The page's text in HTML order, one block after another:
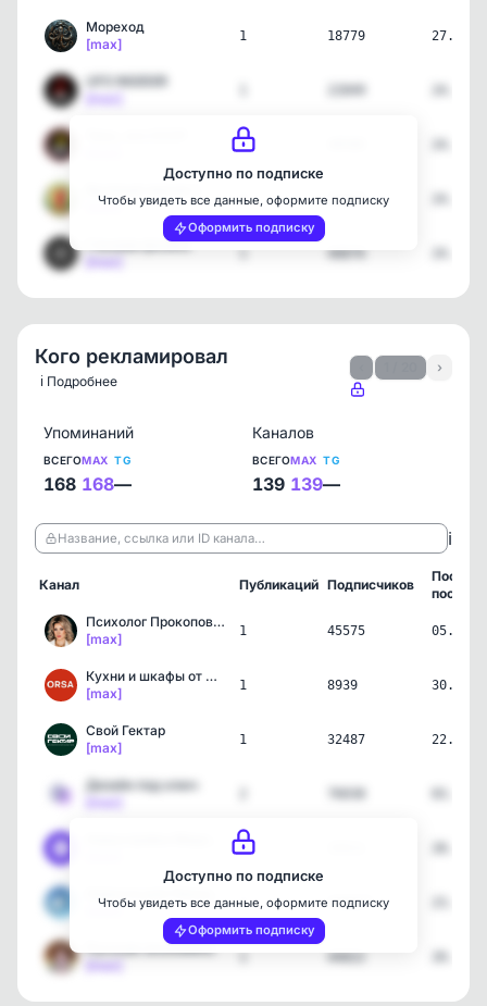
Мореход
[max]
1 18779
UFO INSIDER
3
[max]
3 25823
Глазами физика
1 40876
Доступно по подписке
Чтобы увидеть все данные, оформите подписку
Оформить подписку
Кого рекламировал
ℹ️ Подробнее
›
Упоминаний
ВСЕГО
168
MAX
168
TG
—
Каналов
ВСЕГО
139
MAX
139
TG
—
Название, ссылка или ID канала… ℹ️
Канал Публикаций Подписчиков
пост
Психолог Прокопова Ольга
[max]
1 45575
Кухни и шкафы от фабрики…
[max]
1 8939
Свой Гектар
[max]
1 32487
Дизайн под ключ
4
[max]
2 446827
Русская экономика
1 44022
Доступно по подписке
Чтобы увидеть все данные, оформите подписку
Оформить подписку